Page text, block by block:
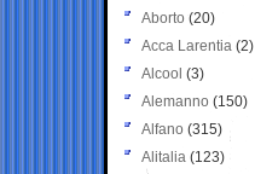
Aborto (20)
Acca Larentia (2)
Alcool (3)
Alemanno (150)
Alfano (315)
Alitalia (123)